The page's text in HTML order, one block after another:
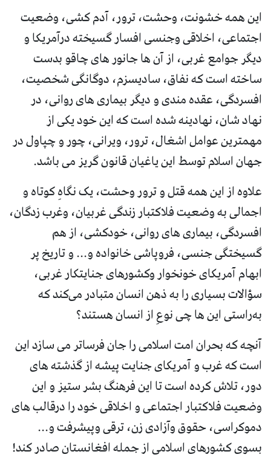
این همه خشونت، وحشت، ترور، آدم کشی، وضعیت
اجتماعی، اخلاقی وجنسی افسار گسیخته درآمریکا و
دیگر جوامع غربی، از آن ها جانور های چاقو بدست
ساخته است که نفاق، سادیسزم، دوگانگی شخصیت،
افسردگی، عقده مندی و دیگر بیماری های روانی، در
نهاد شان، نهادینه شده است که این خود یکی از
مهمترین عوامل اشغال، ترور، ویرانی، چور و چپاول در
جهان اسلام توسط این یاغیان قانون گریز می باشد.
علاوه از این همه قتل و ترور وحشت، یک نگاهِ کوتاه و
اجمالی به وضعیت فلاکتبار زندگی غربیان، وغرب زدگان،
افسردگی، بیماری های روانی، خودکشی، از هم
گسیختگی جنسی، فروپاشی خانواده و... و تاریخ پر
ابهام آمریکای خونخوار وکشورهای جنایتکار غربی،
سؤالات بسیاری را به ذهن انسان متبادر می‌کند که
به‌راستی این ها چی نوعِ از انسان هستند؟
آنچه که بحران امت اسلامی را جان فرساتر می سازد این
است که غرب و آمریکای جنایت پیشه از گذشته های
دور، تلاش کرده است تا این فرهنگ بشر ستیز و این
وضعیت فلاکتبار اجتماعی و اخلاقی خود را درقالب های
دموکراسی، حقوق وآزادی زن، ترقی وپیشرفت و...
بسوی کشورهای اسلامی از جمله افغانستان صادر کند!